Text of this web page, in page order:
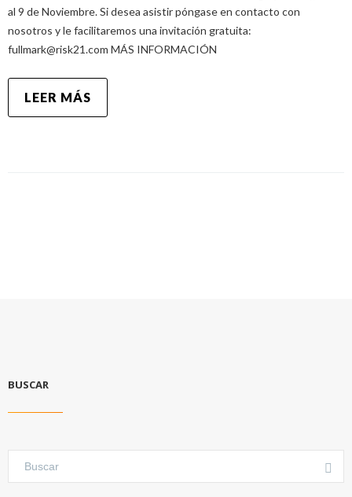
al 9 de Noviembre. Si desea asistir póngase en contacto con
nosotros y le facilitaremos una invitación gratuita:
fullmark@risk21.com MÁS INFORMACIÓN
LEER MÁS
BUSCAR